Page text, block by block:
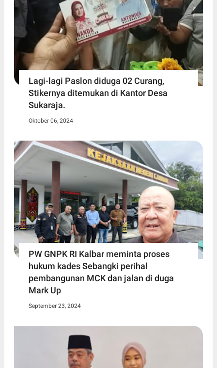
Lagi-lagi Paslon diduga 02 Curang,
Stikernya ditemukan di Kantor Desa
Sukaraja.
Oktober 06, 2024
PW GNPK RI Kalbar meminta proses
hukum kades Sebangki perihal
pembangunan MCK dan jalan di duga
Mark Up
September 23, 2024